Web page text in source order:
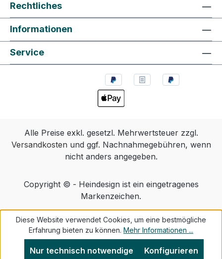
Rechtliches
Informationen
Service
Alle Preise exkl. gesetzl. Mehrwertsteuer zzgl.
Versandkosten und ggf. Nachnahmegebühren, wenn
nicht anders angegeben.
Copyright © - Heindesign ist ein eingetragenes
Markenzeichen.
Diese Website verwendet Cookies, um eine bestmögliche
Erfahrung bieten zu können. Mehr Informationen ...
Nur technisch notwendige Konfigurieren